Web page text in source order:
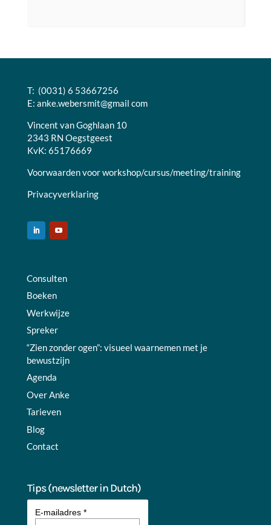
T: (0031) 6 53667256
E: anke.webersmit@gmail com
Vincent van Goghlaan 10
2343 RN Oegstgeest
KvK: 65176669
Voorwaarden voor workshop/cursus/meeting/training
Privacyverklaring
Consulten
Boeken
Werkwijze
Spreker
“Zien zonder ogen”: visueel waarnemen met je
bewustzijn
Agenda
Over Anke
Tarieven
Blog
Contact
Tips (newsletter in Dutch)